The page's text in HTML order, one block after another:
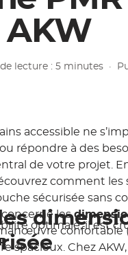
de lecture : 5 minutes ·
accessible ne
répondre à des
de votre projet.
comment
sécurisée sans
optimale, il est
.
concerne les
confortable
spacieux. Chez